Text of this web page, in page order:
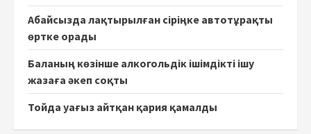
Абайсызда лақтырылған сіріңке автотұрақты
өртке орады
Баланың көзінше алкогольдік ішімдікті ішу
жазаға әкеп соқты
Тойда уағыз айтқан қария қамалды